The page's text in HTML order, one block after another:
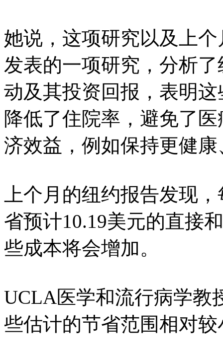
她说，这项研究以及上
发表的一项研究，分析
动及其投资回报，表明
降低了住院率，避免了
济效益，例如保持更健
上个月的纽约报告发现
省预计10.19美元的直接
些成本将会增加。
UCLA医学和流行病学教
些估计的节省范围相对